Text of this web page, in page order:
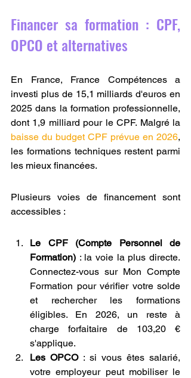
Financer sa formation : CPF,
OPCO et alternatives
En France, France Compétences a
investi plus de 15,1 milliards d'euros en
2025 dans la formation professionnelle,
baisse du budget CPF prévue en 2026,
les formations techniques restent parmi
les mieux financées.
Plusieurs voies de financement sont
accessibles :
Le CPF (Compte Personnel de
Formation) : la voie la plus directe.
Connectez-vous sur Mon Compte
Formation pour vérifier votre solde
et rechercher les formations
éligibles. En 2026, un reste à
charge forfaitaire de 103,20 €
s'applique.
Les OPCO : si vous êtes salarié,
votre employeur peut mobiliser le